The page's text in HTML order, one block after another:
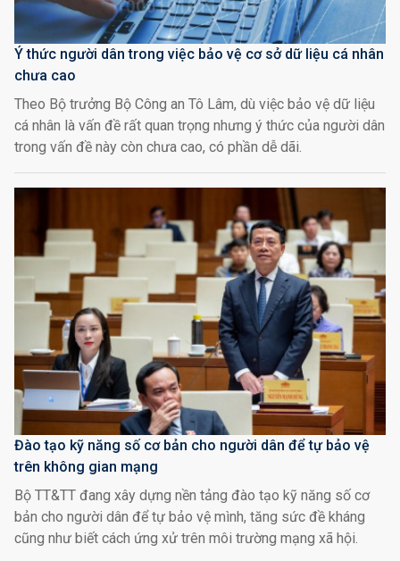
Ý thức người dân trong việc bảo vệ cơ sở dữ liệu cá nhân
chưa cao
Theo Bộ trưởng Bộ Công an Tô Lâm, dù việc bảo vệ dữ liệu
cá nhân là vấn đề rất quan trọng nhưng ý thức của người dân
trong vấn đề này còn chưa cao, có phần dễ dãi.
Đào tạo kỹ năng số cơ bản cho người dân để tự bảo vệ
trên không gian mạng
Bộ TT&TT đang xây dựng nền tảng đào tạo kỹ năng số cơ
bản cho người dân để tự bảo vệ mình, tăng sức đề kháng
cũng như biết cách ứng xử trên môi trường mạng xã hội.